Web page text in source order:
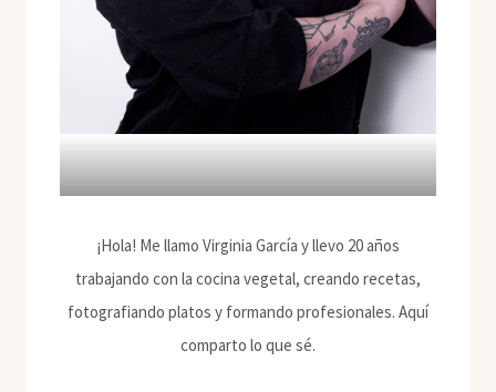
¡Hola! Me llamo Virginia García y llevo 20 años
trabajando con la cocina vegetal, creando recetas,
fotografiando platos y formando profesionales. Aquí
comparto lo que sé.